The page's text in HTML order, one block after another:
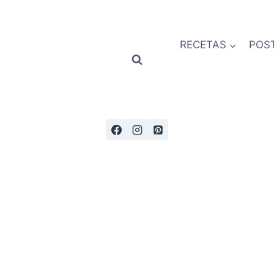
RECETAS